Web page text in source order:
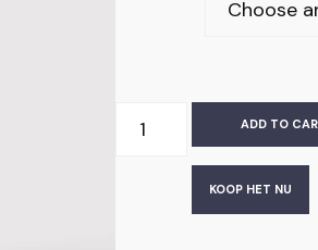
ADD TO
KOOP HET NU